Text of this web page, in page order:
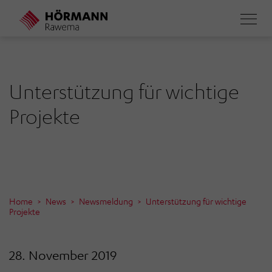
Direkt
Unterstützung für wichtige
Projekte
Home News Newsmeldung
Unterstützung für wichtige
Projekte
28. November 2019